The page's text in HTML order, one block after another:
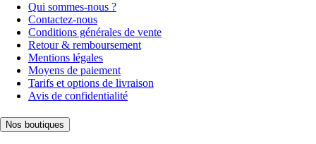
Qui sommes-nous ?
Contactez-nous
Conditions générales de vente
Retour & remboursement
Mentions légales
Moyens de paiement
Tarifs et options de livraison
Avis de confidentialité
Nos boutiques